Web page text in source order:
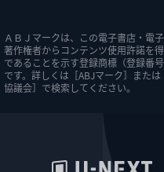
ＡＢＪマークは、この電子書店・電
著作権者からコンテンツ使用許諾を
であることを示す登録商標（登録番
です。詳しくは［ABJマーク］また
協議会］で検索してください。